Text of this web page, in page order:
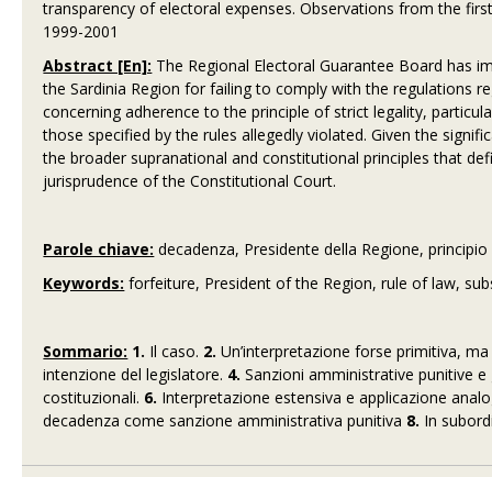
transparency of electoral expenses. Observations from the
1999-2001
Abstract [En]: The Regional Electoral Guarantee Board has
the Sardinia Region for failing to comply with the regulations
concerning adherence to the principle of strict legality,
those specified by the rules allegedly violated. Given the
the broader supranational and constitutional principles that
jurisprudence of the Constitutional Court.
Parole chiave: decadenza, Presidente della Regione,
Keywords: forfeiture, President of the Region, rule of law,
Sommario: 1. Il caso. 2. Un’interpretazione forse primitiva,
intenzione del legislatore. 4. Sanzioni amministrative punitive
costituzionali. 6. Interpretazione estensiva e applicazione
decadenza come sanzione amministrativa punitiva 8. In